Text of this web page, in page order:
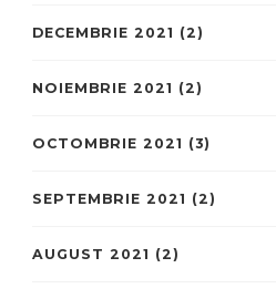
DECEMBRIE 2021 (2)
NOIEMBRIE 2021 (2)
OCTOMBRIE 2021 (3)
SEPTEMBRIE 2021 (2)
AUGUST 2021 (2)